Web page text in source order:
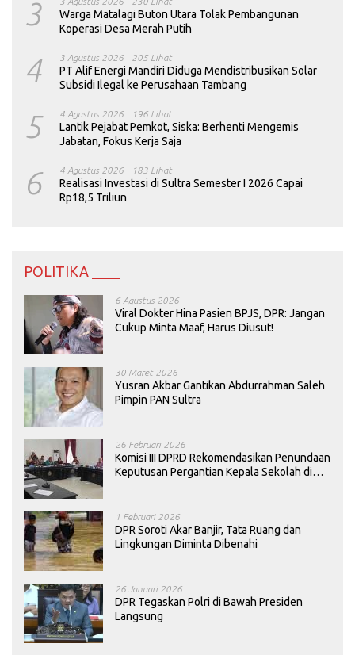
3
Warga Matalagi Buton Utara Tolak Pembangunan
Koperasi Desa Merah Putih
4 3 Agustus 2026 205 Lihat
PT Alif Energi Mandiri Diduga Mendistribusikan Solar
Subsidi Ilegal ke Perusahaan Tambang
5 4 Agustus 2026 196 Lihat
Lantik Pejabat Pemkot, Siska: Berhenti Mengemis
Jabatan, Fokus Kerja Saja
6 4 Agustus 2026 183 Lihat
Realisasi Investasi di Sultra Semester I 2026 Capai
Rp18,5 Triliun
POLITIKA ____
6 Agustus 2026
Viral Dokter Hina Pasien BPJS, DPR: Jangan
Cukup Minta Maaf, Harus Diusut!
30 Maret 2026
Yusran Akbar Gantikan Abdurrahman Saleh
Pimpin PAN Sultra
26 Februari 2026
Komisi III DPRD Rekomendasikan Penundaan
Keputusan Pergantian Kepala Sekolah di
1 Februari 2026
DPR Soroti Akar Banjir, Tata Ruang dan
Lingkungan Diminta Dibenahi
26 Januari 2026
DPR Tegaskan Polri di Bawah Presiden
Langsung